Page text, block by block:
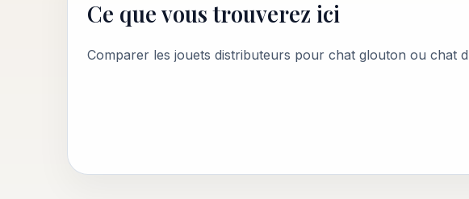
Ce que vous trouverez ici
Comparer les jouets distributeurs pour chat glouton ou chat